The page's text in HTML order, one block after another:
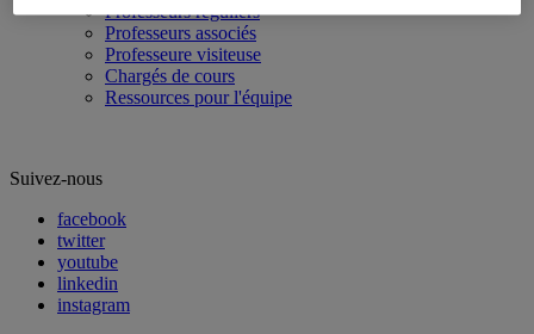
Professeurs réguliers
Professeurs associés
Professeure visiteuse
Chargés de cours
Ressources pour l'équipe
Suivez-nous
facebook
twitter
youtube
linkedin
instagram